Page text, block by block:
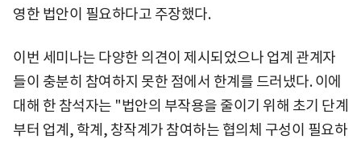
영한 법안이 필요하다고 주장했다.
이번 세미나는 다양한 의견이 제시되었으나 업계 관계자
들이 충분히 참여하지 못한 점에서 한계를 드러냈다. 이에
대해 한 참석자는 "법안의 부작용을 줄이기 위해 초기 단계
부터 업계, 학계, 창작계가 참여하는 협의체 구성이 필요하